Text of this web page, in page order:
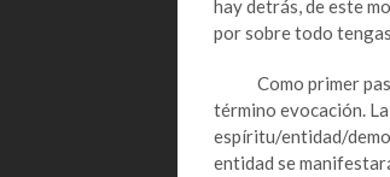
hay detrás, de este
por sobre todo
Como primer paso
término evocación.
espíritu/entidad/
entidad se